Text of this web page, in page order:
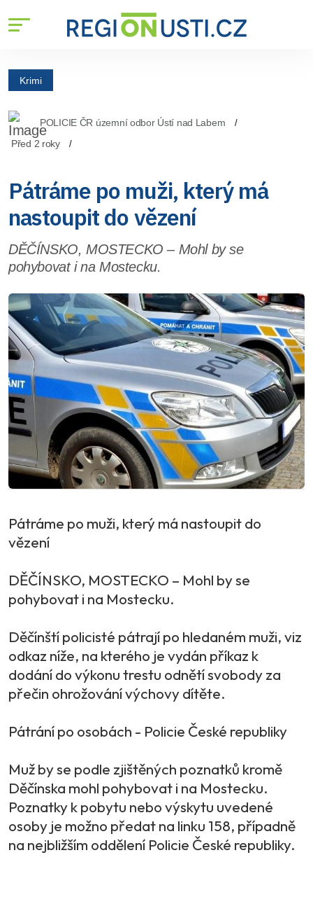
Krimi
POLICIE ČR územní odbor Ústí nad Labem
Před 2 roky
Pátráme po muži, který má
nastoupit do vězení
DĚČÍNSKO, MOSTECKO – Mohl by se
pohybovat i na Mostecku.
Pátráme po muži, který má nastoupit do
vězení
DĚČÍNSKO, MOSTECKO – Mohl by se
pohybovat i na Mostecku.
Děčínští policisté pátrají po hledaném muži, viz
odkaz níže, na kterého je vydán příkaz k
dodání do výkonu trestu odnětí svobody za
přečin ohrožování výchovy dítěte.
Pátrání po osobách - Policie České republiky
Muž by se podle zjištěných poznatků kromě
Děčínska mohl pohybovat i na Mostecku.
Poznatky k pobytu nebo výskytu uvedené
osoby je možno předat na linku 158, případně
na nejbližším oddělení Policie České republiky.